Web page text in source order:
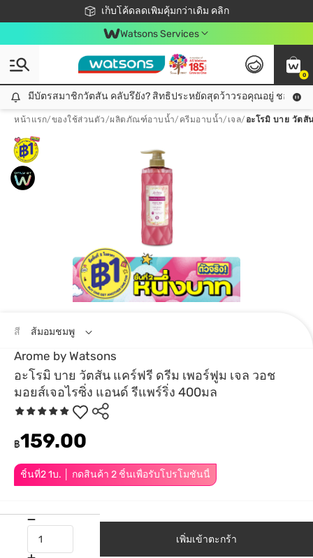
เก็บโค้ดลดเพิ่มคุ้มกว่าเดิม คลิก
ชอปออนไลน์ครั้งแรก ลดเพิ่มจุก ๆ 10%! 🎉
📦ส่งฟรี! เมื่อชอป 499฿
สมาชิกวัตสัน คลับดียังไง?
Watsons Services
0
มีบัตรสมาชิกวัตสัน คลับรึยัง? สิทธิประหยัดสุดว้าวรอคุณอยู่ ชอปคุ้มกว่าเดิม คลิก!
มีบัตรสมาชิกวัตสัน คลับรึยัง? สิทธิประหยัดสุดว้าวรอคุณอยู่ ชอปคุ้มก
หน้าแรก/ของใช้ส่วนตัว/ผลิตภัณฑ์อาบน้ำ/ ครีมอาบน้ำ/เจล/ อะโรมิ บาย วัตสั
Arome by Watsons
อะโรมิ บาย วัตสัน แคร์ฟรี ดรีม เพอร์ฟูม เจล วอช
มอยส์เจอไรซิ่ง แอนด์ รีแพร์ริ่ง 400มล
ชิ้นที่2 1บ. │ กดสินค้า 2 ชิ้นเพื่อรับโปรโมชันนี้
฿159.00
สี ส้มอมชมพู
เพิ่มเข้าตะกร้า